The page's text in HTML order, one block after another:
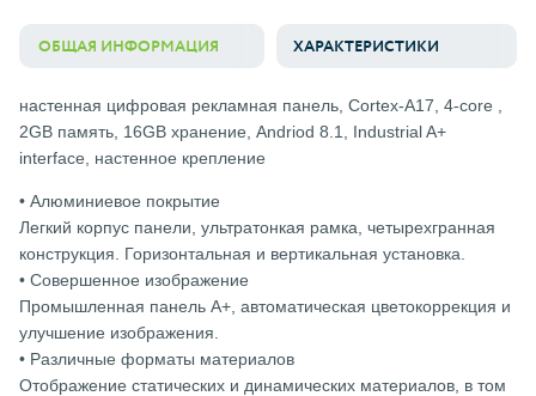
ОБЩАЯ ИНФОРМАЦИЯ ХАРАКТЕРИСТИКИ
настенная цифровая рекламная панель, Cortex-A17, 4-core ,
2GB память, 16GB хранение, Andriod 8.1, Industrial A+
interface, настенное крепление
• Алюминиевое покрытие
Легкий корпус панели, ультратонкая рамка, четырехгранная
конструкция. Горизонтальная и вертикальная установка.
• Совершенное изображение
Промышленная панель А+, автоматическая цветокоррекция и
улучшение изображения.
• Различные форматы материалов
Отображение статических и динамических материалов, в том